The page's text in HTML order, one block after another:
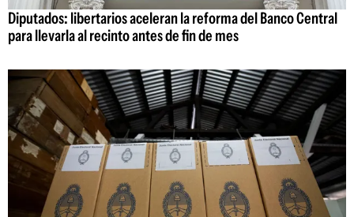
Diputados: libertarios aceleran la reforma del Banco Central
para llevarla al recinto antes de fin de mes